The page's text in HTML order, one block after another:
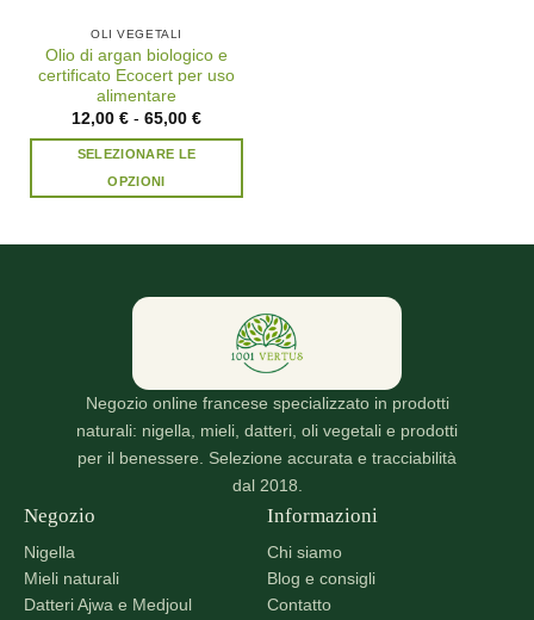
OLI VEGETALI
Olio di argan biologico e
certificato Ecocert per uso
alimentare
12,00 € - 65,00 €Fascia
a
SELEZIONARE LE
OPZIONI
Questo
possono
essere
scelte
nella
pagina
del
prodotto
Negozio online francese specializzato in prodotti
naturali: nigella, mieli, datteri, oli vegetali e prodotti
per il benessere. Selezione accurata e tracciabilità
dal 2018.
Negozio
Nigella
Mieli naturali
Datteri Ajwa e Medjoul
Informazioni
Chi siamo
Blog e consigli
Contatto